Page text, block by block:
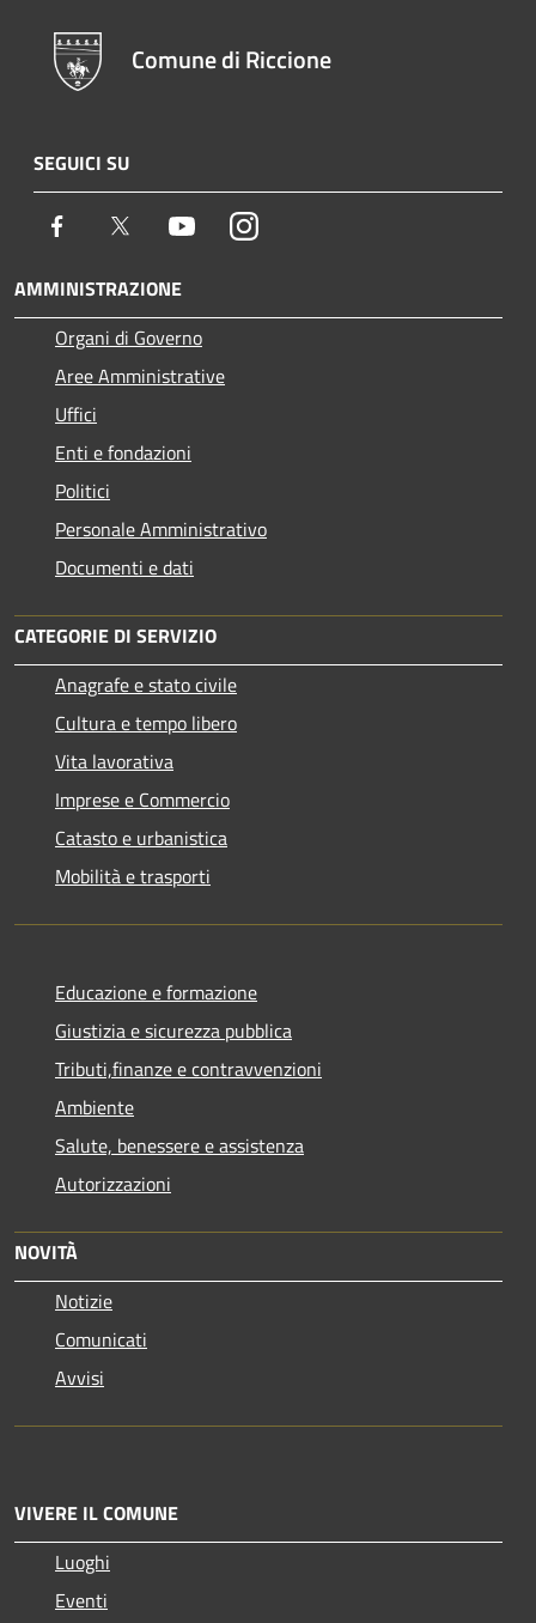
Comune di Riccione
SEGUICI SU
Facebook Twitter YoutubeInstagram
AMMINISTRAZIONE
Organi di Governo
Aree Amministrative
Uffici
Enti e fondazioni
Politici
Personale Amministrativo
Documenti e dati
CATEGORIE DI SERVIZIO
Anagrafe e stato civile
Cultura e tempo libero
Vita lavorativa
Imprese e Commercio
Catasto e urbanistica
Mobilità e trasporti
Educazione e formazione
Giustizia e sicurezza pubblica
Tributi,finanze e contravvenzioni
Ambiente
Salute, benessere e assistenza
Autorizzazioni
NOVITÀ
Notizie
Comunicati
Avvisi
VIVERE IL COMUNE
Luoghi
Eventi